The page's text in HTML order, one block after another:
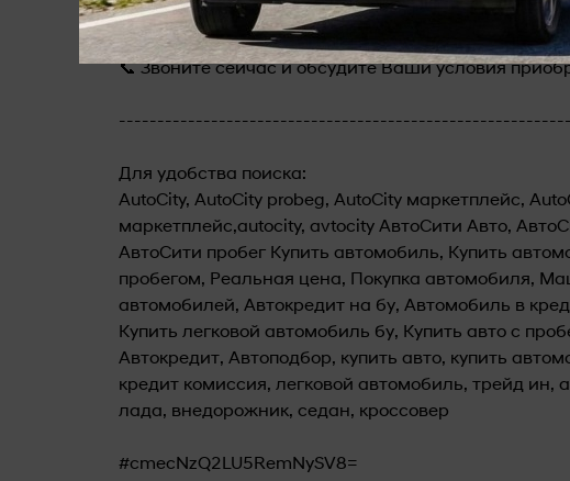
🤝 Хотите купить надежный автомобиль с
⏰ Работаем ПН - СБ: с 08:00 до 20:00, ВС: с 08:00
📞 Звоните сейчас и обсудите Ваши условия
Для удобства поиска:
AutoCity, AutoCity probeg, AutoCity маркетплейс,
маркетплейс,autocity, avtocity АвтоСити Авто,
АвтоСити пробег Купить автомобиль, Купить
пробегом, Реальная цена, Покупка автомобиля,
автомобилей, Автокредит на бу, Автомобиль в
Купить легковой автомобиль бу, Купить авто с
Автокредит, Автоподбор, купить авто, купить
кредит комиссия, легковой автомобиль, трейд ин,
лада, внедорожник, седан, кроссовер
#cmecNzQ2LU5RemNySV8=